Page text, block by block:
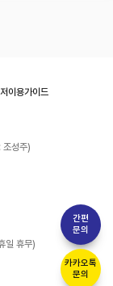
간편
문의
카카오톡
문의
이용가이드
조성주)
휴무)